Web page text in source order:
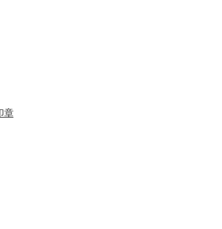
章
，和好闊身的貴妃鈪，找過